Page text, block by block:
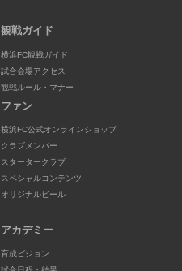
観戦ガイド
横浜FC観戦ガイド
試合会場アクセス
観戦ルール・マナー
ファン
横浜FC公式オンラインショップ
クラブメンバー
スタータークラブ
スペシャルコンテンツ
オリジナルビール
アカデミー
育成ビジョン